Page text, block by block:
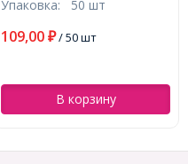
Светлый Топаз, 4.6-4.8мм,
Упаковка: 50 шт
109,00 ₽/ 50 шт
В корзину